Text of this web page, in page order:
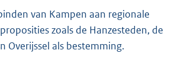
van Kampen aan regionale
zoals de Hanzesteden, de
Overijssel als bestemming.